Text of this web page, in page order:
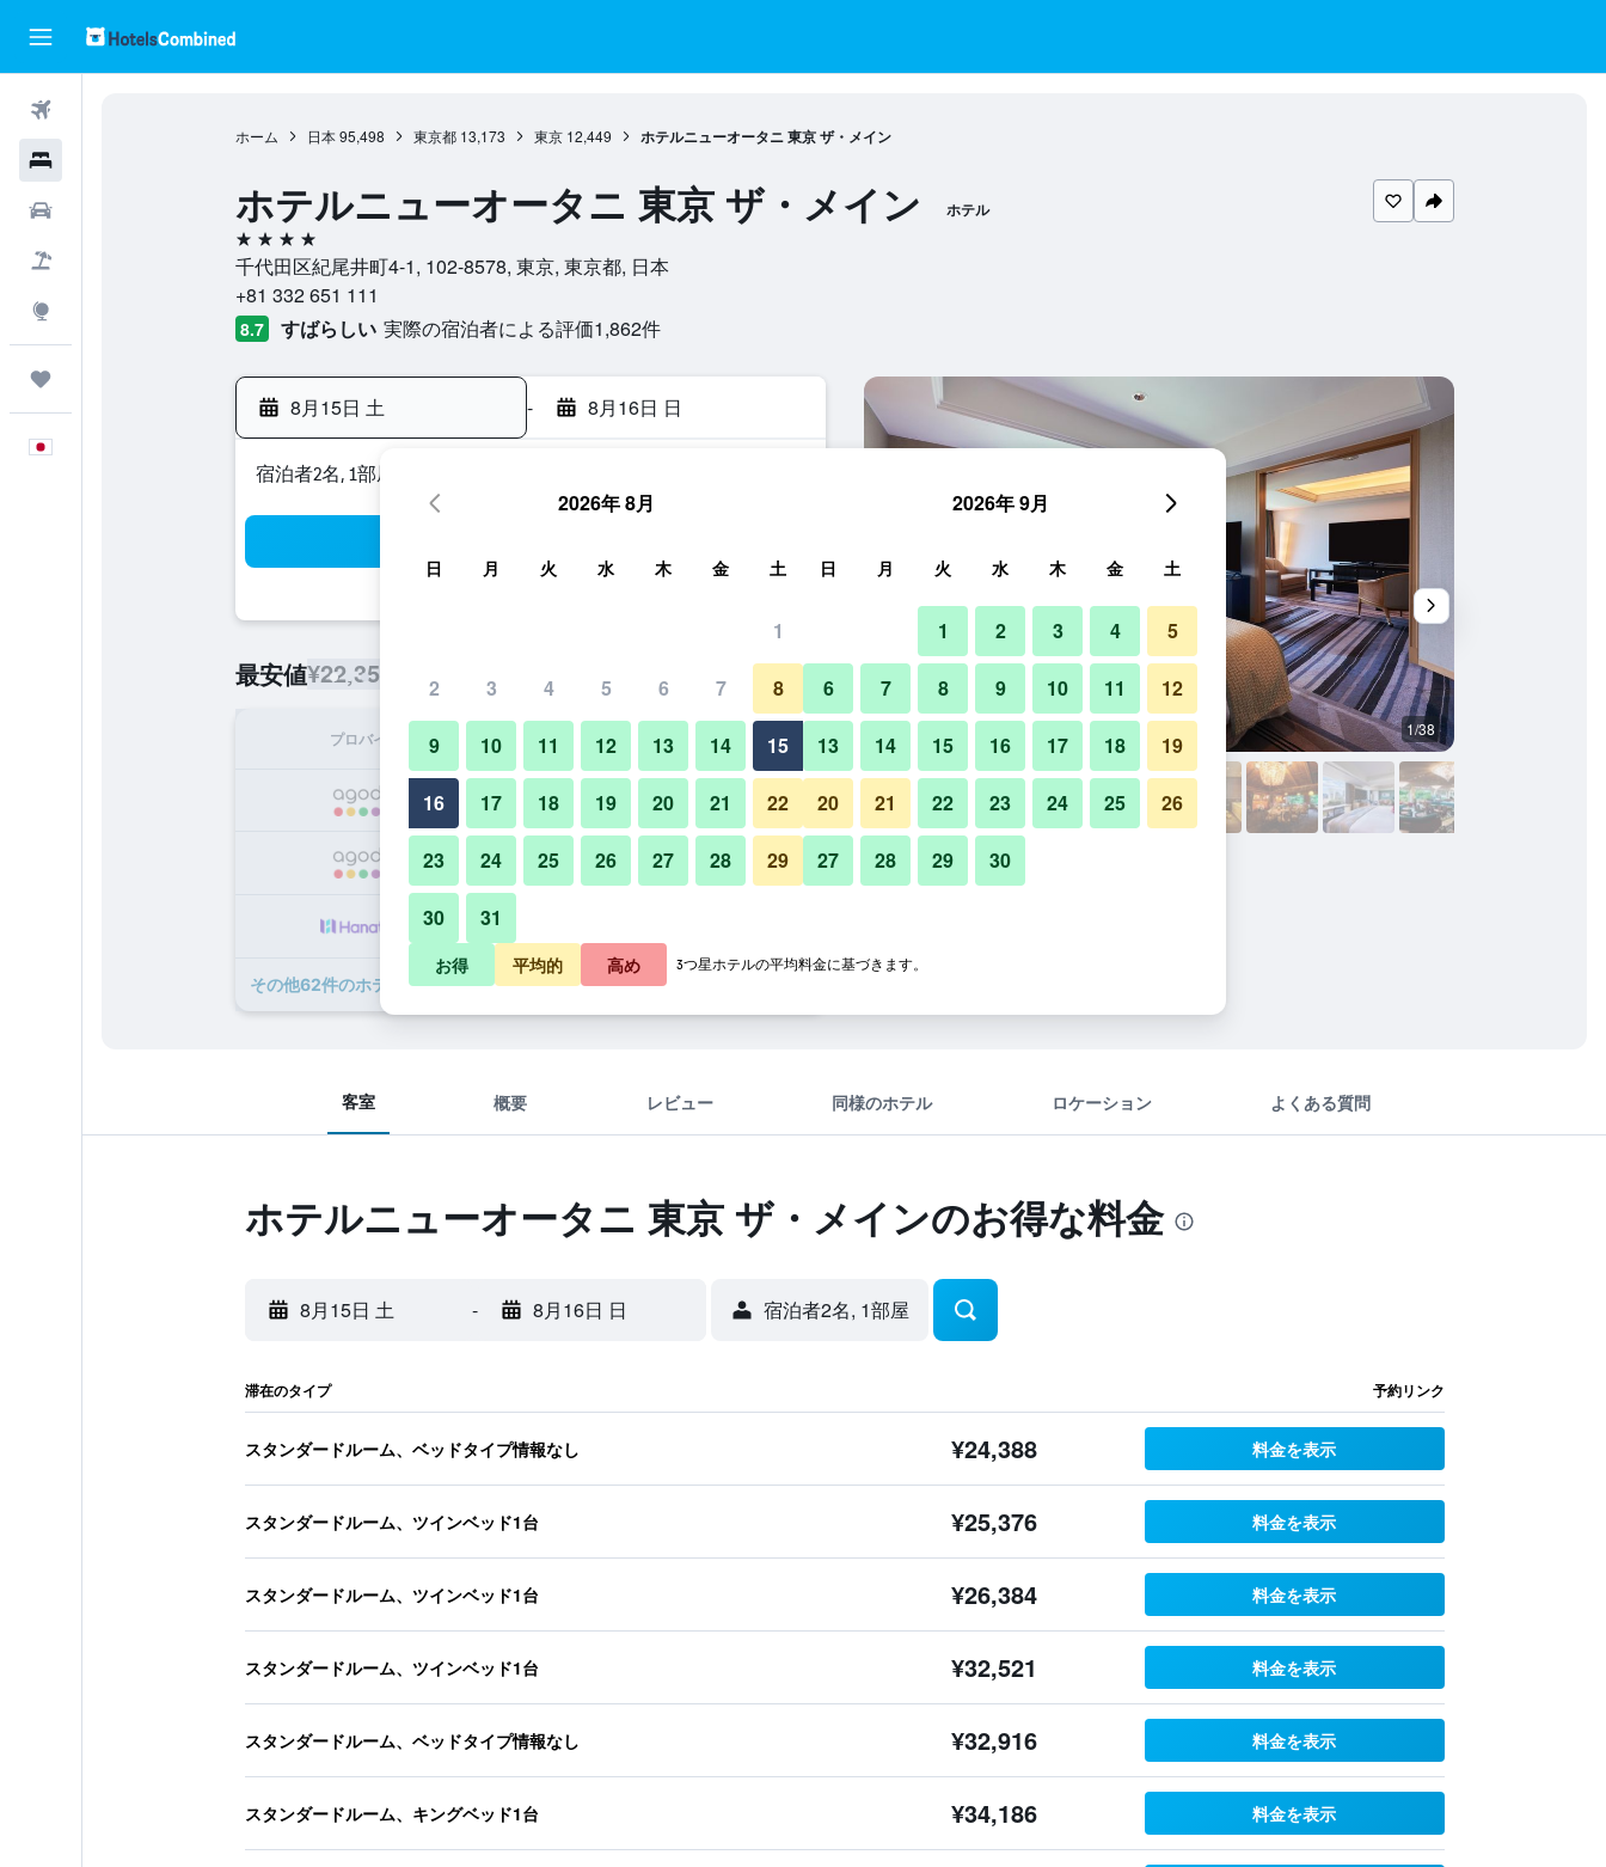
ホーム 日本 95,498 東京都 13,173 東京 12,449 ホテルニューオータニ 東京 ザ・メイン
ホテルニューオータニ 東京 ザ・メイン ホテル
4つ星
千代田区紀尾井町4-1, 102-8578, 東京, 東京都, 日本
+81 332 651 111
8.7 すばらしい 実際の宿泊者による評価1,862​件
8月15日 土 - 8月16日 日
宿泊者2名, 1​部屋
最安値¥22,353
プロバイダ 1泊あたり合計
¥22,353 プランを見る
¥22,356 プランを見る
​その他62​件のホテルニューオータニ 東京 ザ・メインのオファー
寝室 1/38
ホテルニューオータニ 東京 ザ・メインの写真
客室 概要 レビュー 同様のホテル ロケーション よくある質問
ホテルニューオータニ 東京 ザ・メインのお得な料金
8月15日 土 - 8月16日 日 宿泊者2名, 1​部屋
滞在のタイプ 予約リンク
スタンダードルーム、ベッドタイプ情報なし ¥24,388 料金を表示
スタンダードルーム、ツインベッド1台 ¥25,376 料金を表示
スタンダードルーム、ツインベッド1台 ¥26,384 料金を表示
スタンダードルーム、ツインベッド1台 ¥32,521 料金を表示
スタンダードルーム、ベッドタイプ情報なし ¥32,916 料金を表示
スタンダードルーム、キングベッド1台 ¥34,186 料金を表示
2026年 8月
日 月 火 水 木 金 土
1
2 3 4 5 6 7 8
9 10 11 12 13 14 15
16 17 18 19 20 21 22
23 24 25 26 27 28 29
30 31
2026年 9月
日 月 火 水 木 金 土
1 2 3 4 5
6 7 8 9 10 11 12
13 14 15 16 17 18 19
20 21 22 23 24 25 26
27 28 29 30
お得 平均的 高め 3つ星ホテルの平均料金に基づきます。